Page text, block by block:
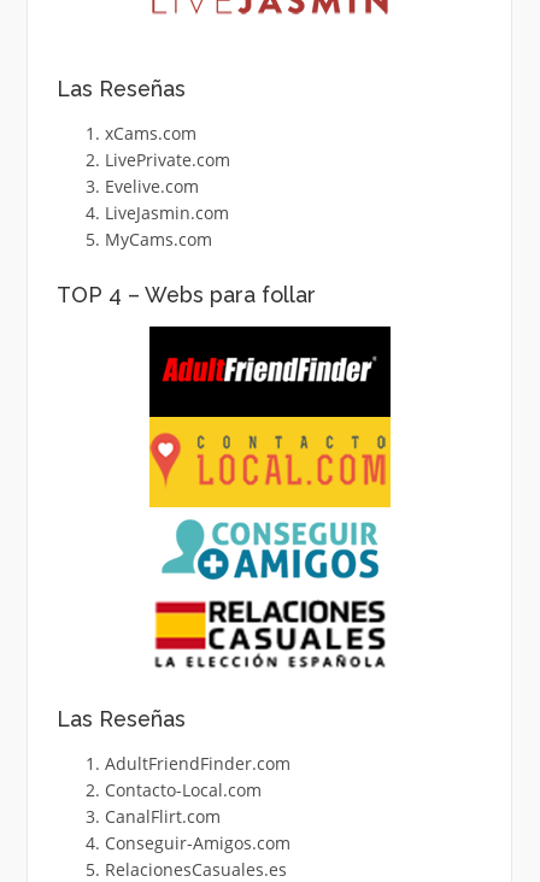
Las Reseñas
xCams.com
LivePrivate.com
Evelive.com
LiveJasmin.com
MyCams.com
TOP 4 – Webs para follar
Las Reseñas
AdultFriendFinder.com
Contacto-Local.com
CanalFlirt.com
Conseguir-Amigos.com
RelacionesCasuales.es